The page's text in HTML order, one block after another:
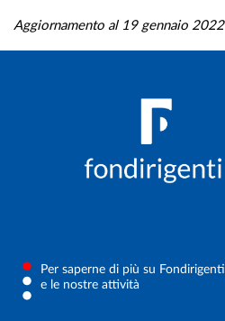
Aggiornamento al 19 gennaio 2022
Per saperne di più su Fondirigenti
e le nostre attività